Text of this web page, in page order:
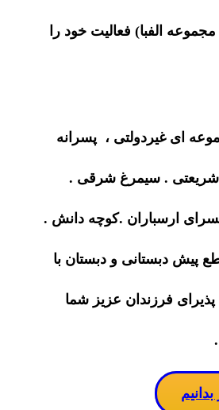
الفبا) فعالیت خود را
ای غیردولتی ، پسرانه
. شریعتی . سیمرغ شرقی .
ارسباران .کوچه دانش .
مقطع پیش دبستانی و دبستان با
فرزندان عزیز شما